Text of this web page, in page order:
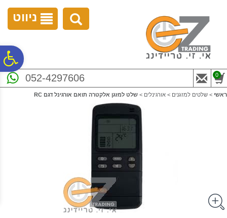
נגישות
ניווט
052-4297606 0
ראשי > שלטים למזגנים > אורגינלים > שלט למזגן אלקטרה תואם אורגינל דגם RC